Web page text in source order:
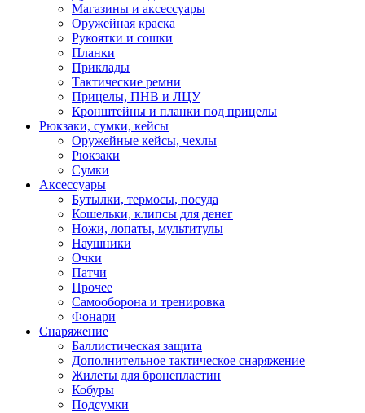
Магазины и аксессуары
Оружейная краска
Рукоятки и сошки
Планки
Приклады
Тактические ремни
Прицелы, ПНВ и ЛЦУ
Кронштейны и планки под прицелы
Рюкзаки, сумки, кейсы
Оружейные кейсы, чехлы
Рюкзаки
Сумки
Аксессуары
Бутылки, термосы, посуда
Кошельки, клипсы для денег
Ножи, лопаты, мультитулы
Наушники
Очки
Патчи
Прочее
Самооборона и тренировка
Фонари
Снаряжение
Баллистическая защита
Дополнительное тактическое снаряжение
Жилеты для бронепластин
Кобуры
Подсумки